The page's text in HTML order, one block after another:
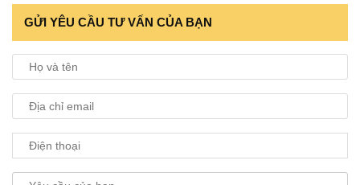
GỬI YÊU CẦU TƯ VẤN CỦA BẠN